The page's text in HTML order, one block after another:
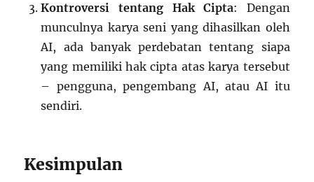
Kontroversi tentang Hak Cipta: Dengan
munculnya karya seni yang dihasilkan oleh
AI, ada banyak perdebatan tentang siapa
yang memiliki hak cipta atas karya tersebut
– pengguna, pengembang AI, atau AI itu
sendiri.
Kesimpulan